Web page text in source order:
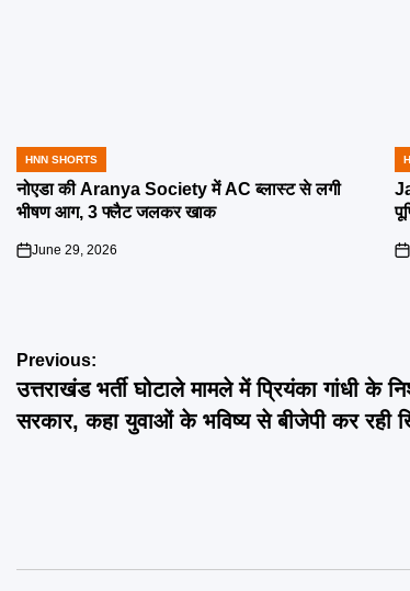
POSTED
IN
HNN SHORTS
नोएडा की Aranya Society में AC ब्लास्ट से लगी
भीषण आग, 3 फ्लैट जलकर खाक
on
June 29, 2026
IN
on
Post
navigation
Previous:
उत्तराखंड भर्ती घोटाले मामले में प्रियंका गांधी के
सरकार, कहा युवाओं के भविष्य से बीजेपी कर रही